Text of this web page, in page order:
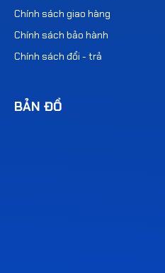
Chính sách giao hàng
Chính sách bảo hành
Chính sách đổi - trả
BẢN ĐỒ